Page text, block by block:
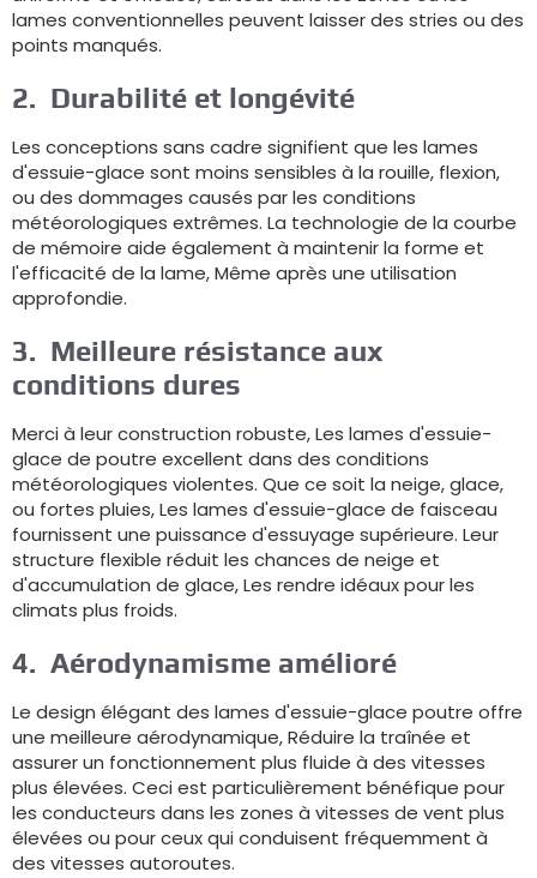
lames conventionnelles peuvent laisser des stries ou des
points manqués.
2. Durabilité et longévité
Les conceptions sans cadre signifient que les lames
d'essuie-glace sont moins sensibles à la rouille, flexion,
ou des dommages causés par les conditions
météorologiques extrêmes. La technologie de la courbe
de mémoire aide également à maintenir la forme et
l'efficacité de la lame, Même après une utilisation
approfondie.
3. Meilleure résistance aux
conditions dures
Merci à leur construction robuste, Les lames d'essuie-
glace de poutre excellent dans des conditions
météorologiques violentes. Que ce soit la neige, glace,
ou fortes pluies, Les lames d'essuie-glace de faisceau
fournissent une puissance d'essuyage supérieure. Leur
structure flexible réduit les chances de neige et
d'accumulation de glace, Les rendre idéaux pour les
climats plus froids.
4. Aérodynamisme amélioré
Le design élégant des lames d'essuie-glace poutre offre
une meilleure aérodynamique, Réduire la traînée et
assurer un fonctionnement plus fluide à des vitesses
plus élevées. Ceci est particulièrement bénéfique pour
les conducteurs dans les zones à vitesses de vent plus
élevées ou pour ceux qui conduisent fréquemment à
des vitesses autoroutes.